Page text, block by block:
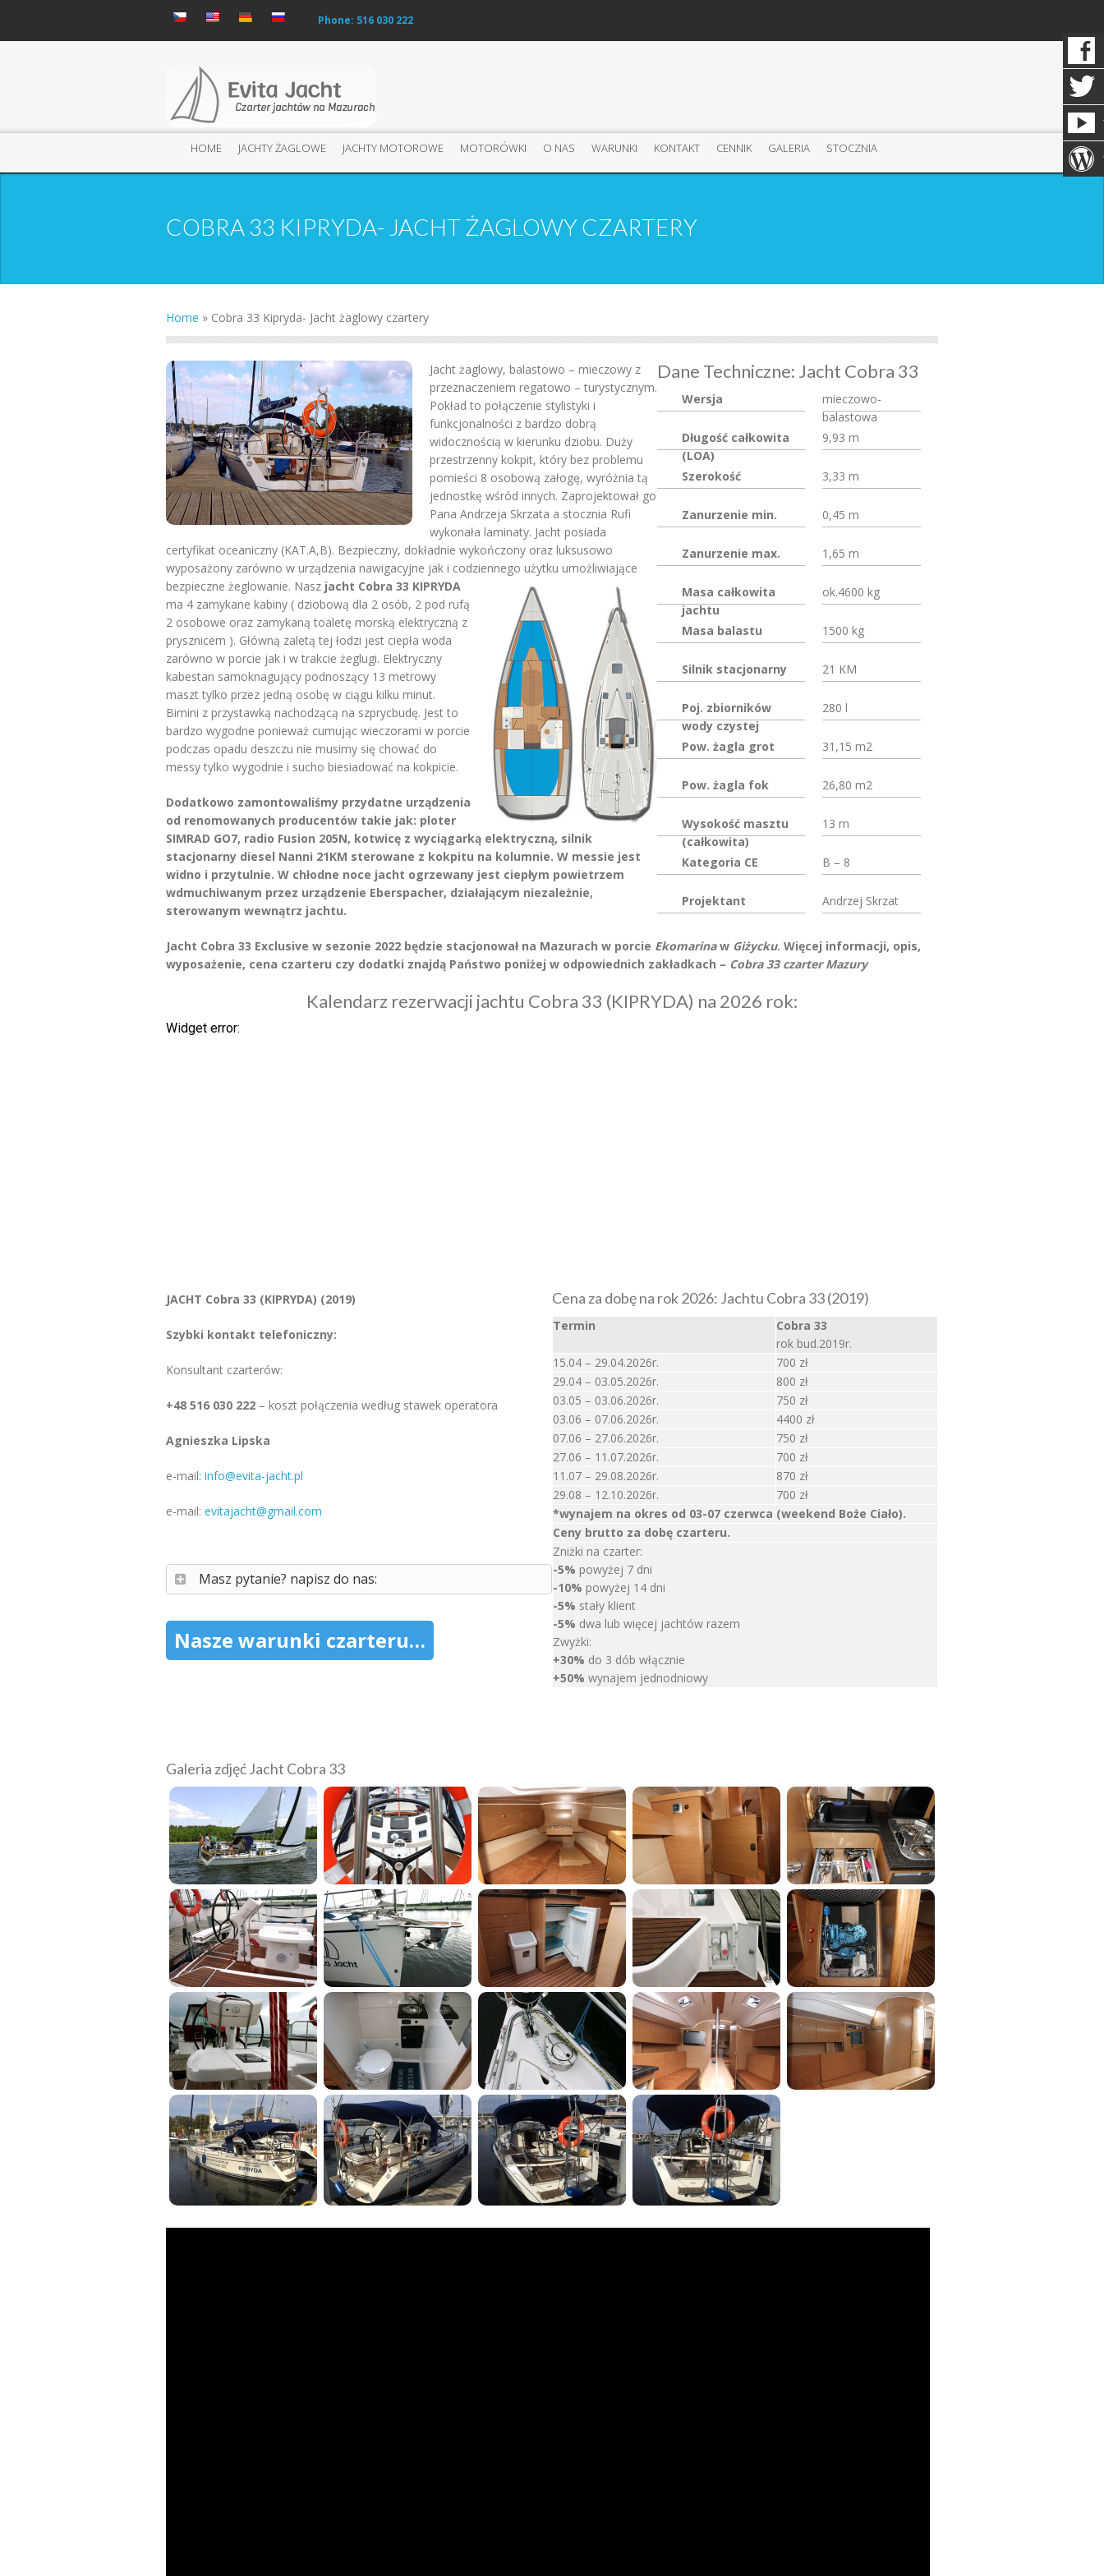
Phone: 516 030 222
HOME JACHTY ŻAGLOWE JACHTY MOTOROWE MOTORÓWKI O NAS WARUNKI KONTAKT CENNIK GALERIA STOCZNIA
COBRA 33 KIPRYDA- JACHT ŻAGLOWY CZARTERY
Home » Cobra 33 Kipryda- Jacht żaglowy czartery
Dane Techniczne: Jacht Cobra 33
Wersja
mieczowo-
balastowa
Długość całkowita
(LOA)
9,93 m
Szerokość 3,33 m
Zanurzenie min. 0,45 m
Zanurzenie max. 1,65 m
Masa całkowita
jachtu
ok.4600 kg
Masa balastu 1500 kg
Silnik stacjonarny 21 KM
Poj. zbiorników
wody czystej
280 l
Pow. żagla grot 31,15 m2
Pow. żagla fok 26,80 m2
Wysokość masztu
(całkowita)
13 m
Kategoria CE B – 8
Projektant Andrzej Skrzat
Jacht żaglowy, balastowo – mieczowy z
przeznaczeniem regatowo – turystycznym.
Pokład to połączenie stylistyki i
funkcjonalności z bardzo dobrą
widocznością w kierunku dziobu. Duży
przestrzenny kokpit, który bez problemu
pomieści 8 osobową załogę, wyróżnia tą
jednostkę wśród innych. Zaprojektował go
Pana Andrzeja Skrzata a stocznia Rufi
wykonała laminaty. Jacht posiada
certyfikat oceaniczny (KAT.A,B). Bezpieczny, dokładnie wykończony oraz luksusowo
wyposażony zarówno w urządzenia nawigacyjne jak i codziennego użytku umożliwiające
bezpieczne żeglowanie. Nasz jacht Cobra 33 KIPRYDA
ma 4 zamykane kabiny ( dziobową dla 2 osób, 2 pod rufą
2 osobowe oraz zamykaną toaletę morską elektryczną z
prysznicem ). Główną zaletą tej łodzi jest ciepła woda
zarówno w porcie jak i w trakcie żeglugi. Elektryczny
kabestan samoknagujący podnoszący 13 metrowy
maszt tylko przez jedną osobę w ciągu kilku minut.
Bimini z przystawką nachodzącą na szprycbudę. Jest to
bardzo wygodne ponieważ cumując wieczorami w porcie
podczas opadu deszczu nie musimy się chować do
messy tylko wygodnie i sucho biesiadować na kokpicie.
Dodatkowo zamontowaliśmy przydatne urządzenia
od renomowanych producentów takie jak: ploter
SIMRAD GO7, radio Fusion 205N, kotwicę z wyciągarką elektryczną, silnik
stacjonarny diesel Nanni 21KM sterowane z kokpitu na kolumnie. W messie jest
widno i przytulnie. W chłodne noce jacht ogrzewany jest ciepłym powietrzem
wdmuchiwanym przez urządzenie Eberspacher, działającym niezależnie,
sterowanym wewnątrz jachtu.
Jacht Cobra 33 Exclusive w sezonie 2022 będzie stacjonował na Mazurach w porcie Ekomarinaw Giżycku. Więcej informacji, opis,
wyposażenie, cena czarteru czy dodatki znajdą Państwo poniżej w odpowiednich zakładkach – Cobra 33 czarter Mazury
Kalendarz rezerwacji jachtu Cobra 33 (KIPRYDA) na 2026 rok:
JACHT Cobra 33 (KIPRYDA) (2019)
Szybki kontakt telefoniczny:
Konsultant czarterów:
+48 516 030 222 – koszt połączenia według stawek operatora
Agnieszka Lipska
e-mail: info@evita-jacht.pl
e-mail: evitajacht@gmail.com
Masz pytanie? napisz do nas:
Nasze warunki czarteru…
Cena za dobę na rok 2026: Jachtu Cobra 33 (2019)
Termin
Cobra 33
rok bud.2019r.
15.04 – 29.04.2026r.
700 zł
29.04 – 03.05.2026r.
800 zł
03.05 – 03.06.2026r.
750 zł
03.06 – 07.06.2026r.
4400 zł
07.06 – 27.06.2026r.
750 zł
27.06 – 11.07.2026r.
700 zł
11.07 – 29.08.2026r.
870 zł
29.08 – 12.10.2026r.
700 zł
*wynajem na okres od 03-07 czerwca (weekend Boże Ciało).
Ceny brutto za dobę czarteru.
Zniżki na czarter:
-5% powyżej 7 dni
-10% powyżej 14 dni
-5% stały klient
-5% dwa lub więcej jachtów razem
Zwyżki:
+30% do 3 dób włącznie
+50% wynajem jednodniowy
Galeria zdjęć Jacht Cobra 33